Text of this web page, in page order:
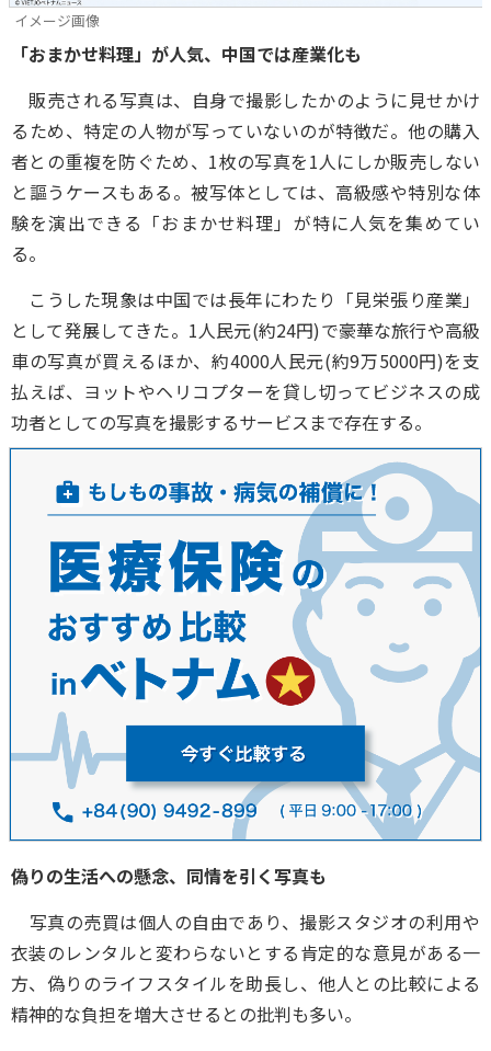
イメージ画像
「おまかせ料理」が人気、中国では産業化も
販売される写真は、自身で撮影したかのように見せかけ
るため、特定の人物が写っていないのが特徴だ。他の購入
者との重複を防ぐため、1枚の写真を1人にしか販売しない
と謳うケースもある。被写体としては、高級感や特別な体
験を演出できる「おまかせ料理」が特に人気を集めてい
る。
こうした現象は中国では長年にわたり「見栄張り産業」
として発展してきた。1人民元(約24円)で豪華な旅行や高級
車の写真が買えるほか、約4000人民元(約9万5000円)を支
払えば、ヨットやヘリコプターを貸し切ってビジネスの成
功者としての写真を撮影するサービスまで存在する。
偽りの生活への懸念、同情を引く写真も
写真の売買は個人の自由であり、撮影スタジオの利用や
衣装のレンタルと変わらないとする肯定的な意見がある一
方、偽りのライフスタイルを助長し、他人との比較による
精神的な負担を増大させるとの批判も多い。